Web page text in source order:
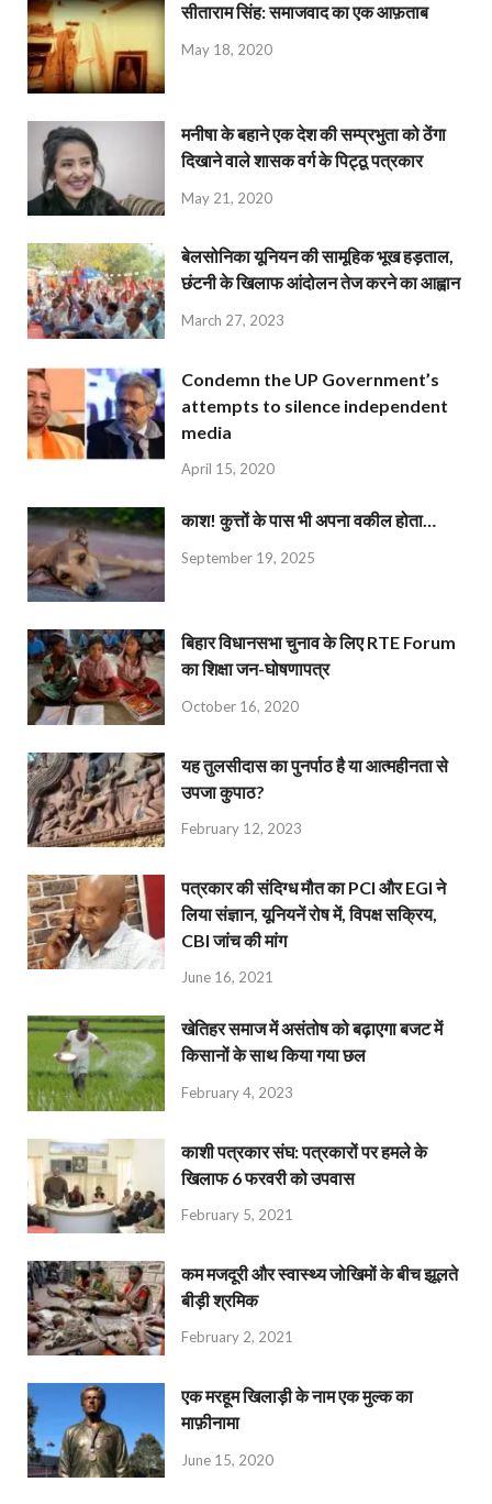
सीताराम सिंह: समाजवाद का एक आफ़ताब
May 18, 2020
मनीषा के बहाने एक देश की सम्प्रभुता को ठेंगा
दिखाने वाले शासक वर्ग के पिट्ठू पत्रकार
May 21, 2020
बेलसोनिका यूनियन की सामूहिक भूख हड़ताल,
छंटनी के खिलाफ आंदोलन तेज करने का आह्वान
March 27, 2023
Condemn the UP Government’s
attempts to silence independent
media
April 15, 2020
काश! कुत्तों के पास भी अपना वकील होता…
September 19, 2025
बिहार विधानसभा चुनाव के लिए RTE Forum
का शिक्षा जन-घोषणापत्र
October 16, 2020
यह तुलसीदास का पुनर्पाठ है या आत्महीनता से
उपजा कुपाठ?
February 12, 2023
पत्रकार की संदिग्ध मौत का PCI और EGI ने
लिया संज्ञान, यूनियनें रोष में, विपक्ष सक्रिय,
CBI जांच की मांग
June 16, 2021
खेतिहर समाज में असंतोष को बढ़ाएगा बजट में
किसानों के साथ किया गया छल
February 4, 2023
काशी पत्रकार संघ: पत्रकारों पर हमले के
खिलाफ 6 फरवरी को उपवास
February 5, 2021
कम मजदूरी और स्वास्थ्य जोखिमों के बीच झूलते
बीड़ी श्रमिक
February 2, 2021
एक मरहूम खिलाड़ी के नाम एक मुल्क का
माफ़ीनामा
June 15, 2020